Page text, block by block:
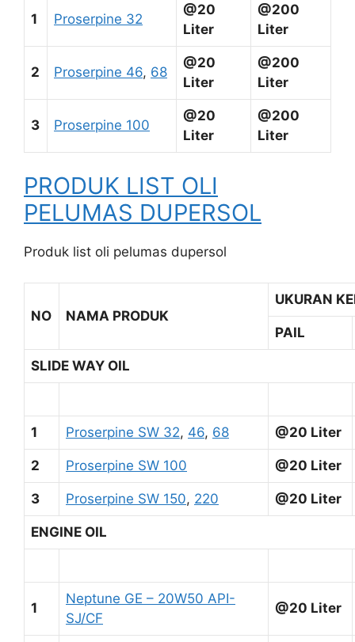
1 Proserpine 32
@20
Liter
@200
Liter
2 Proserpine 46, 68
@20
Liter
@200
Liter
3 Proserpine 100
@20
Liter
@200
Liter
PRODUK LIST OLI
PELUMAS DUPERSOL
Produk list oli pelumas dupersol
NO NAMA PRODUK
UKURAN
PAIL
SLIDE WAY OIL
1 Proserpine SW 32, 46, 68 @20 Liter
2 Proserpine SW 100 @20 Liter
3 Proserpine SW 150, 220 @20 Liter
ENGINE OIL
1
Neptune GE – 20W50 API-
SJ/CF
@20 Liter